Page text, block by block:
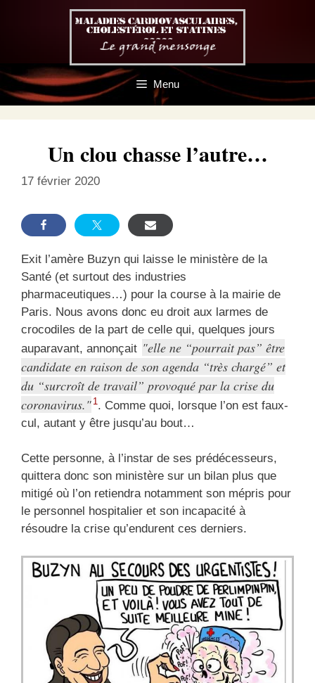
Menu
Un clou chasse l’autre…
17 février 2020
Exit l’amère Buzyn qui laisse le ministère de la
Santé (et surtout des industries
pharmaceutiques…) pour la course à la mairie de
Paris. Nous avons donc eu droit aux larmes de
crocodiles de la part de celle qui, quelques jours
auparavant, annonçait
elle ne “pourrait pas” être
candidate en raison de son agenda “très chargé” et
du “surcroît de travail” provoqué par la crise du
coronavirus.
1 . Comme quoi, lorsque l’on est faux-
cul, autant y être jusqu’au bout…
Cette personne, à l’instar de ses prédécesseurs,
quittera donc son ministère sur un bilan plus que
mitigé où l’on retiendra notamment son mépris pour
le personnel hospitalier et son incapacité à
résoudre la crise qu’endurent ces derniers.